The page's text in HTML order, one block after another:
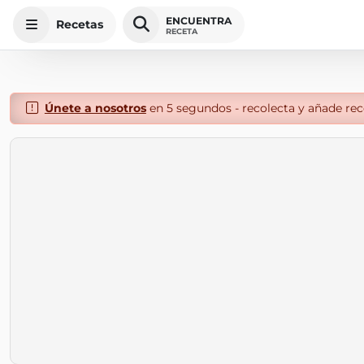
Recetas ENCUENTRA
RECETA
Únete a nosotrosen 5 segundos - recolecta y añade